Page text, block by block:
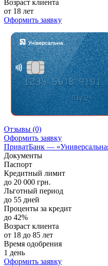
Возраст клиента
от 18 лет
Оформить заявку
Отзывы (0)
Оформить заявку
ПриватБанк —
Документы
Паспорт
Кредитный лимит
до 20 000 грн.
Льготный период
до 55 дней
Проценты за кредит
до 42%
Возраст клиента
от 18 до 85 лет
Время одобрения
1 день
Оформить заявку